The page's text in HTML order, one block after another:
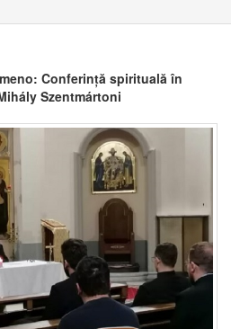
Conferință spirituală în
Szentmártoni